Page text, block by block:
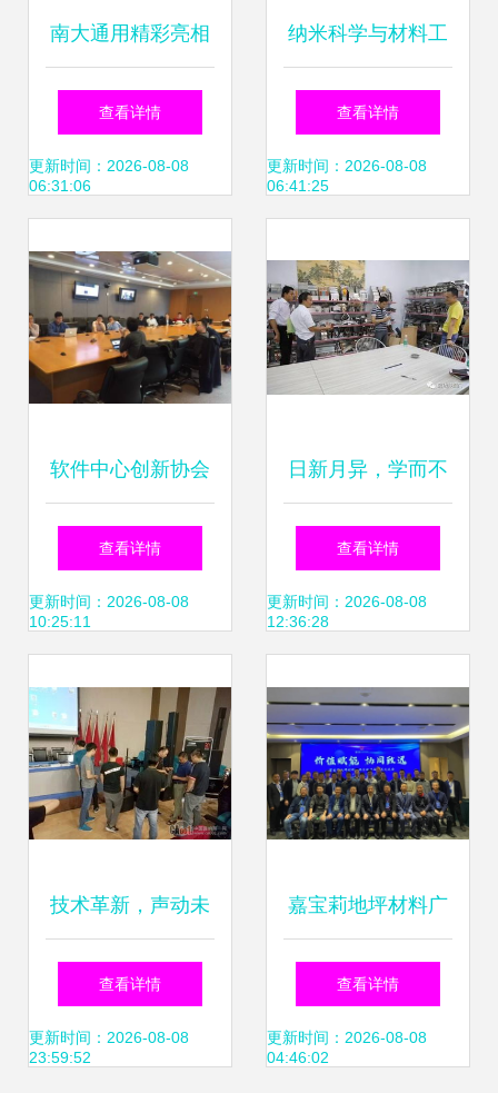
南大通用精彩亮相
2020中国石油石化
企业信息技术交流
查看详情
更新时间：2026-08-08
06:31:06
纳米科学与材料工
程学院赴宁波市访
企拓岗专项行动 深
创新
查看详情
更新时间：2026-08-08
06:41:25
软件中心创新协会
举办人工智能技术
交流盛会
查看详情
更新时间：2026-08-08
10:25:11
日新月异，学而不
厌 赴佛山市帝君圣
财五金制品厂技术
查看详情
更新时间：2026-08-08
12:36:28
技术革新，声动未
来 传新携手db
technologies开启
查看详情
更新时间：2026-08-08
23:59:52
嘉宝莉地坪材料广
西、江苏、河南区
域产品技术交流会
查看详情
更新时间：2026-08-08
04:46:02